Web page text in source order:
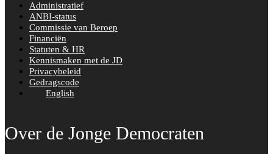
Administratief
ANBI-status
Commissie van Beroep
Financiën
Statuten & HR
Kennismaken met de JD
Privacybeleid
Gedragscode
English
Over de Jonge Democraten